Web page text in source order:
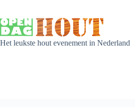
Het leukste hout evenement in Nederland